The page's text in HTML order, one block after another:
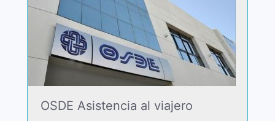
OSDE Asistencia al viajero